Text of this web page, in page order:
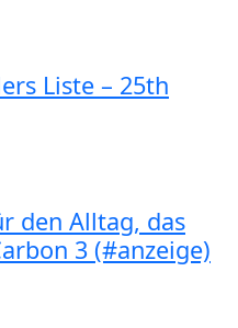
Liste – 25th
den Alltag, das
3 (#anzeige)